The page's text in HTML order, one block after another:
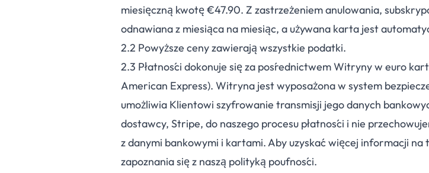
miesięczną kwotę €47.90. Z zastrzeżeniem anulowania,
odnawiana z miesiąca na miesiąc, a używana karta jest
2.2 Powyższe ceny zawierają wszystkie podatki.
2.3 Płatności dokonuje się za pośrednictwem Witryny w euro
American Express). Witryna jest wyposażona w system
umożliwia Klientowi szyfrowanie transmisji jego danych
dostawcy, Stripe, do naszego procesu płatności i nie
z danymi bankowymi i kartami. Aby uzyskać więcej informacji na
zapoznania się z naszą polityką poufności.